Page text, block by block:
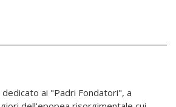
ai "Padri Fondatori", a